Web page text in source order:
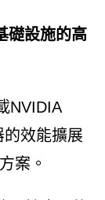
礎設施的高
NVIDIA
的效能擴展
案。